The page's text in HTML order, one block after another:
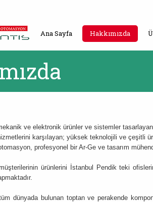
Ana Sayfa Hakkımızda
ve elektronik ürünler ve sistemler
karşılayan; yüksek teknolojili ve çeşitli
profesyonel bir Ar-Ge ve tasarım
ürünlerini İstanbul Pendik teki
dünyada bulunan toptan ve perakende